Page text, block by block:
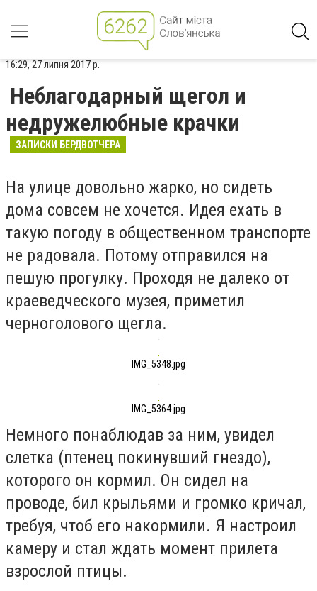
16:29, 27 липня 2017 р.
Неблагодарный щегол и
недружелюбные крачки
ЗАПИСКИ БЕРДВОТЧЕРА
На улице довольно жарко, но сидеть
дома совсем не хочется. Идея ехать в
такую погоду в общественном транспорте
не радовала. Потому отправился на
пешую прогулку. Проходя не далеко от
краеведческого музея, приметил
черноголового щегла.
IMG_5348.jpg
IMG_5364.jpg
Немного понаблюдав за ним, увидел
слетка (птенец покинувший гнездо),
которого он кормил. Он сидел на
проводе, бил крыльями и громко кричал,
требуя, чтоб его накормили. Я настроил
камеру и стал ждать момент прилета
взрослой птицы.